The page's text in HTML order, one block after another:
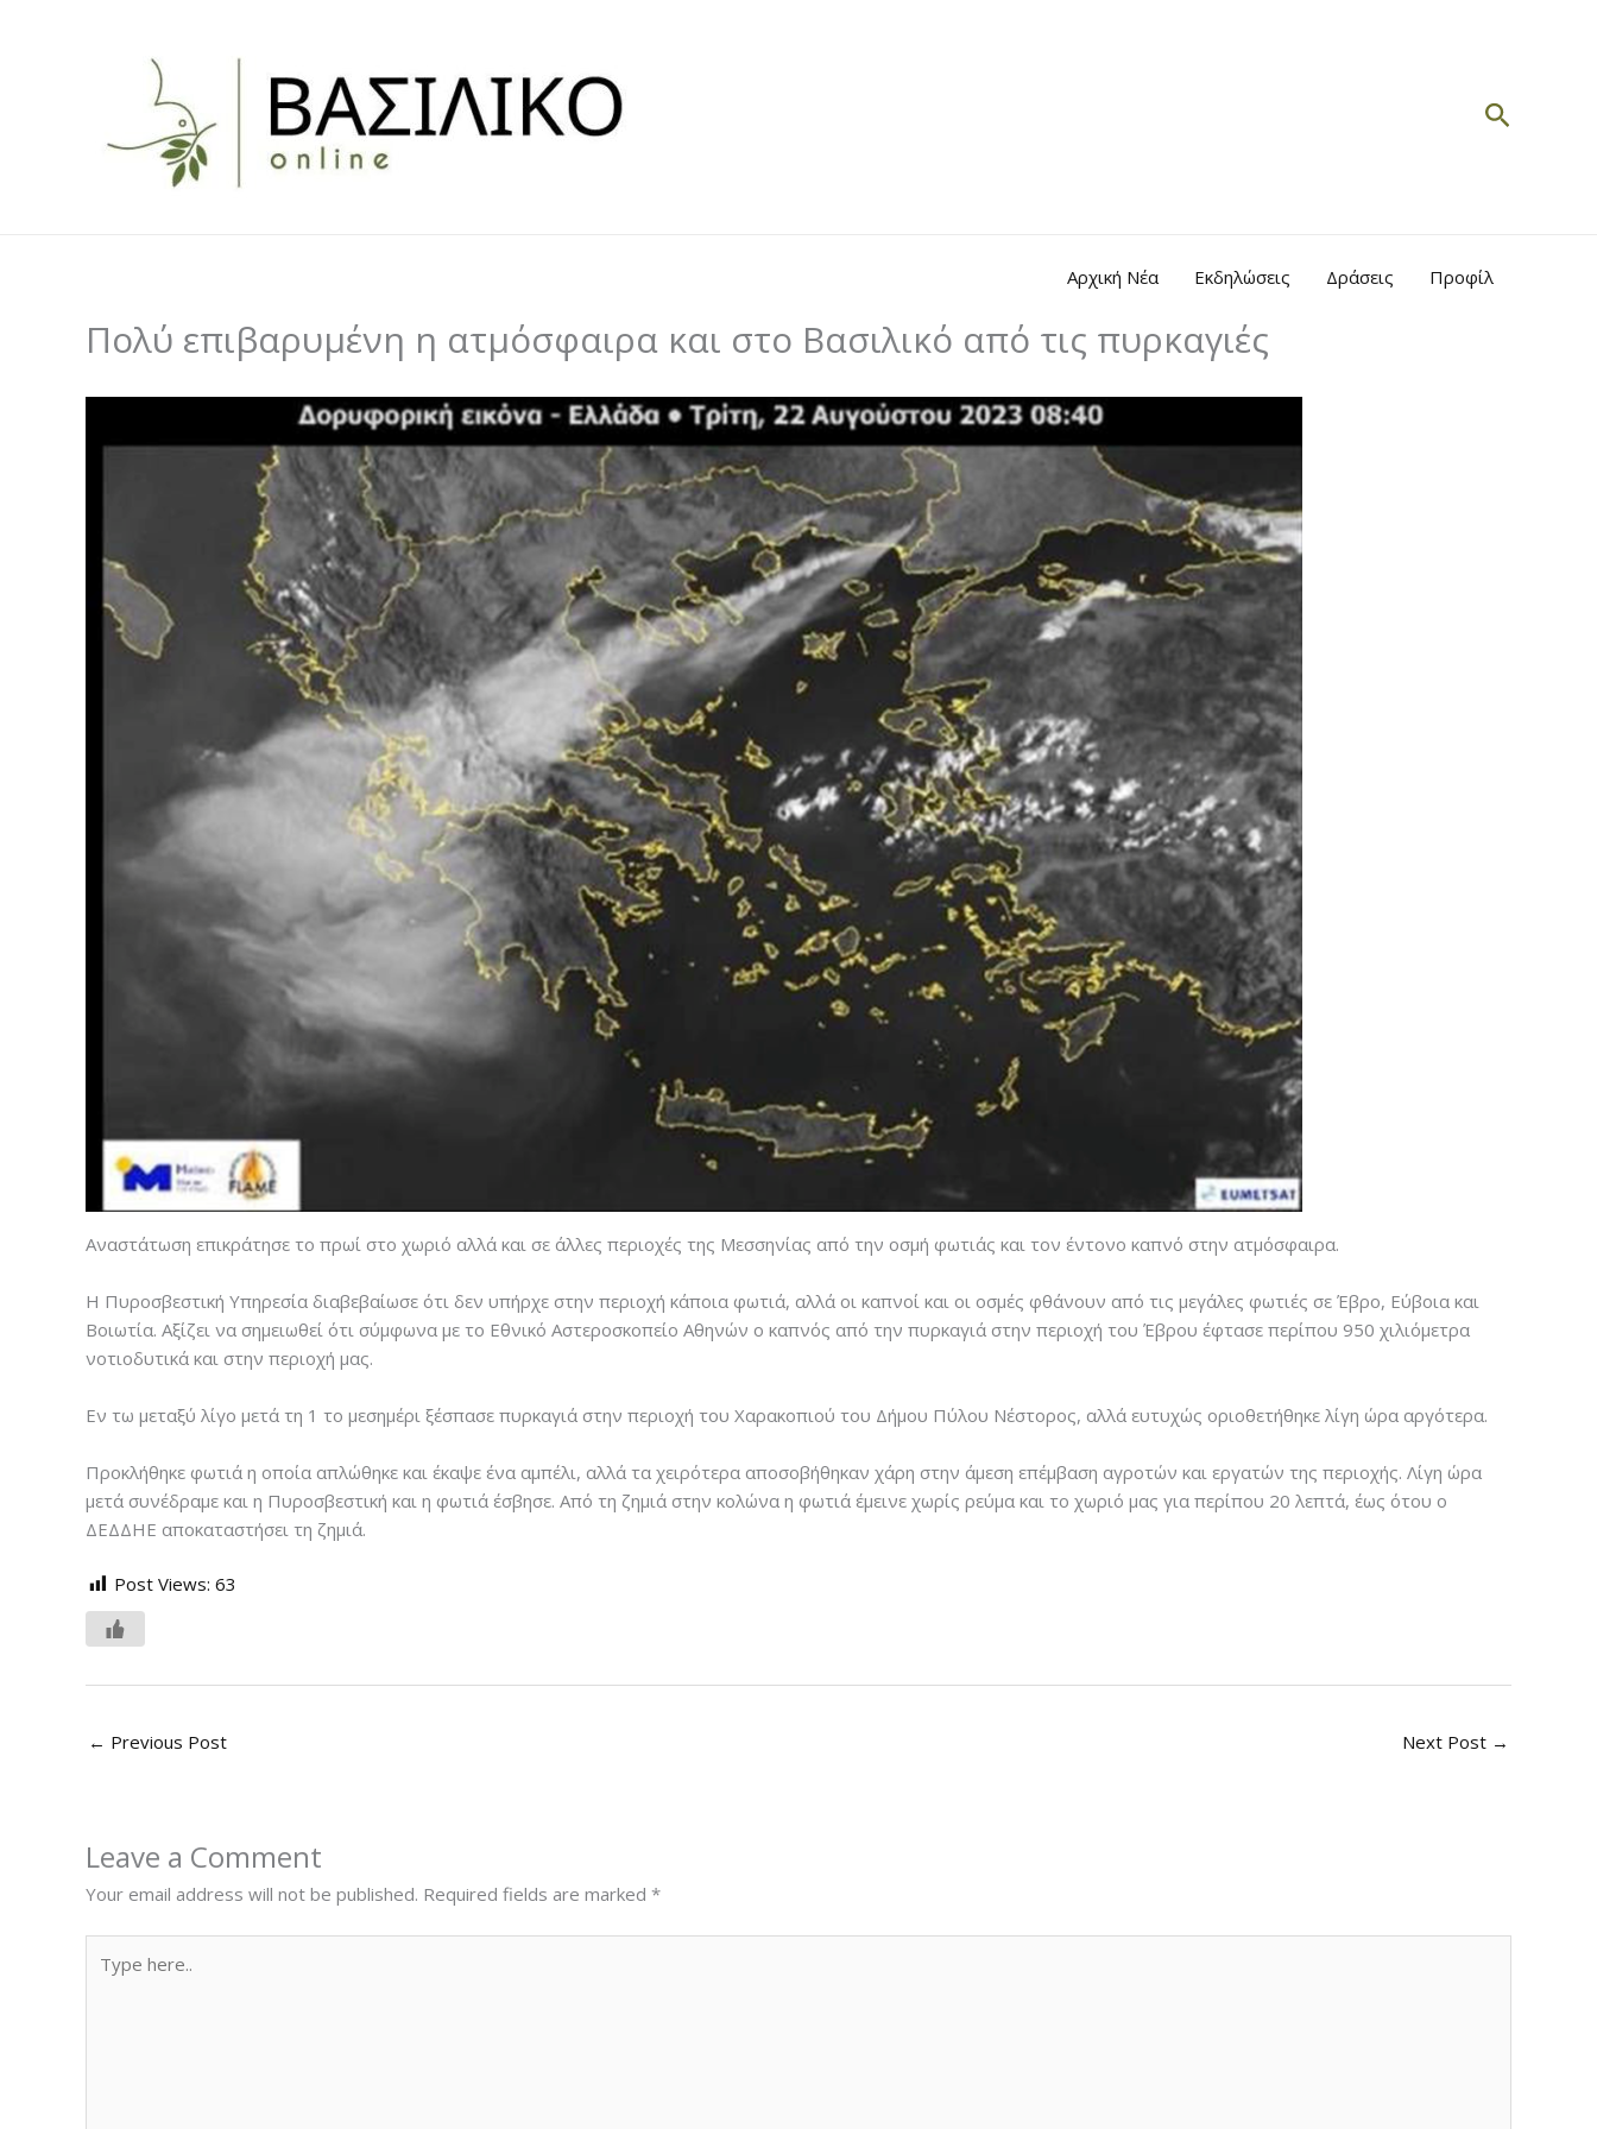
Search
Αρχική Νέα Εκδηλώσεις Δράσεις Προφίλ
Πολύ επιβαρυμένη η ατμόσφαιρα και στο Βασιλικό από τις πυρκαγιές
Αναστάτωση επικράτησε το πρωί στο χωριό αλλά και σε άλλες περιοχές της Μεσσηνίας από την οσμή φωτιάς και τον έντονο καπνό στην ατμόσφαιρα.
Η Πυροσβεστική Υπηρεσία διαβεβαίωσε ότι δεν υπήρχε στην περιοχή κάποια φωτιά, αλλά οι καπνοί και οι οσμές φθάνουν από τις μεγάλες φωτιές σε Έβρο, Εύβοια και
Βοιωτία. Αξίζει να σημειωθεί ότι σύμφωνα με το Εθνικό Αστεροσκοπείο Αθηνών ο καπνός από την πυρκαγιά στην περιοχή του Έβρου έφτασε περίπου 950 χιλιόμετρα
νοτιοδυτικά και στην περιοχή μας.
Εν τω μεταξύ λίγο μετά τη 1 το μεσημέρι ξέσπασε πυρκαγιά στην περιοχή του Χαρακοπιού του Δήμου Πύλου Νέστορος, αλλά ευτυχώς οριοθετήθηκε λίγη ώρα αργότερα.
Προκλήθηκε φωτιά η οποία απλώθηκε και έκαψε ένα αμπέλι, αλλά τα χειρότερα αποσοβήθηκαν χάρη στην άμεση επέμβαση αγροτών και εργατών της περιοχής. Λίγη ώρα
μετά συνέδραμε και η Πυροσβεστική και η φωτιά έσβησε. Από τη ζημιά στην κολώνα η φωτιά έμεινε χωρίς ρεύμα και το χωριό μας για περίπου 20 λεπτά, έως ότου ο
ΔΕΔΔΗΕ αποκαταστήσει τη ζημιά.
Post Views: 63
← Previous Post Next Post →
Leave a Comment
Your email address will not be published. Required fields are marked *
here..